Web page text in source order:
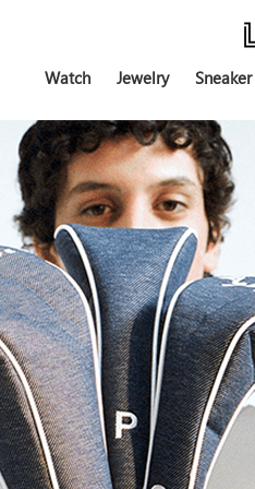
Watch Jewelry Sneaker